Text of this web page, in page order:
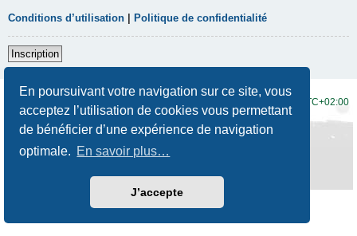
En poursuivant votre navigation sur ce site, vous
acceptez l’utilisation de cookies vous permettant
de bénéficier d’une expérience de navigation
optimale. En savoir plus…
J’accepte
Conditions d’utilisation Politique de confidentialité
Inscription
UTC+02:00
Développé par phpBB® Forum Software © phpBB Limited
Traduction française officielle
Prosilver New Edition
Confidentialité|Conditions